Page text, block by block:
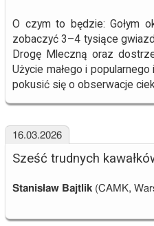
O czym to będzie: Gołym
zobaczyć 3–4 tysiące
Drogę Mleczną oraz
Użycie małego i
pokusić się o obserwacje
16.03.2026
Sześć trudnych
Stanisław Bajtlik(CAMK,